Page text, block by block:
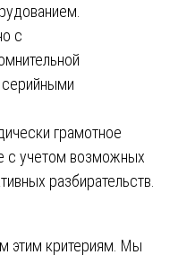
с
серийными
грамотное
с учетом возможных
разбирательств.
этим критериям. Мы